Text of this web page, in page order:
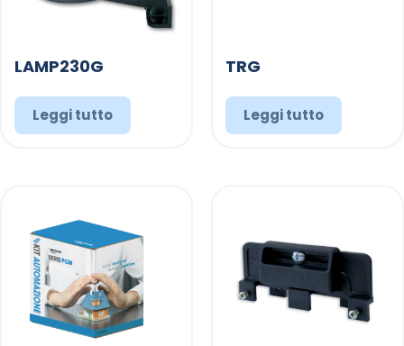
LAMP230G
Leggi tutto
TRG
Leggi tutto